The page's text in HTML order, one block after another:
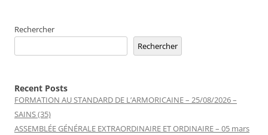
Rechercher
Rechercher
Recent Posts
FORMATION AU STANDARD DE L’ARMORICAINE – 25/08/2026 –
SAINS (35)
ASSEMBLÉE GÉNÉRALE EXTRAORDINAIRE ET ORDINAIRE – 05 mars